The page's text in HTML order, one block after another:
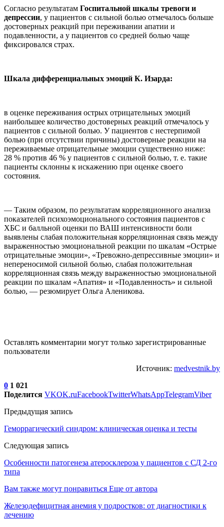
Согласно результатам Госпитальной шкалы тревоги и
депрессии, у пациентов с сильной болью отмечалось больше
достоверных реакций при переживании апатии и
подавленности, а у пациентов со средней болью чаще
фиксировался страх.
Шкала дифференциальных эмоций К. Изарда:
в оценке переживания острых отрицательных эмоций
наибольшее количество достоверных реакций отмечалось у
пациентов с сильной болью. У пациентов с нестерпимой
болью (при отсутствии причины) достоверные реакции на
переживаемые отрицательные эмоции существенно ниже:
28 % против 46 % у пациентов с сильной болью, т. е. такие
пациенты склонны к искажению при оценке своего
состояния.
— Таким образом, по результатам корреляционного анализа
показателей психоэмоционального состояния пациентов с
ХБС и балльной оценки по ВАШ интенсивности боли
выявлены слабая положительная корреляционная связь между
выраженностью эмоциональной реакции по шкалам «Острые
отрицательные эмоции», «Тревожно-депрессивные эмоции» и
непереносимой сильной болью, слабая положительная
корреляционная связь между выраженностью эмоциональной
реакции по шкалам «Апатия» и «Подавленность» и сильной
болью, — резюмирует Ольга Аленикова.
Оставлять комментарии могут только зарегистрированные
пользователи
Источник: medvestnik.by
0 1 021
Поделится VKOK.ruFacebookTwitterWhatsAppTelegramViber
Предыдущая запись
Геморрагический синдром: клиническая оценка и тесты
Следующая запись
Особенности патогенеза атеросклероза у пациентов с СД 2-го
типа
Вам также могут понравиться Еще от автора
Железодефицитная анемия у подростков: от диагностики к
лечению